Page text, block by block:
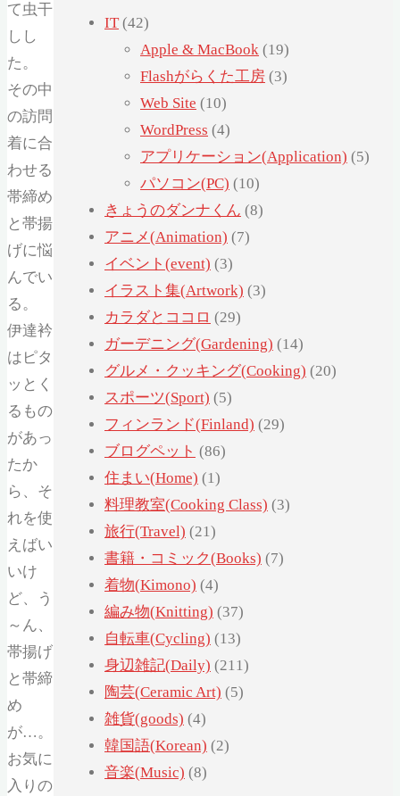
て虫干
しし
た。
その中
の訪問
着に合
わせる
帯締め
と帯揚
げに悩
んでい
る。
伊達衿
はピタ
ッとく
るもの
があっ
たか
ら、そ
れを使
えばい
いけ
ど、う
～ん、
帯揚げ
と帯締
め
が…。
お気に
入りの
IT (42)
Apple & MacBook (19)
Flashがらくた工房 (3)
Web Site (10)
WordPress (4)
アプリケーション(Application) (5)
パソコン(PC) (10)
きょうのダンナくん (8)
アニメ(Animation) (7)
イベント(event) (3)
イラスト集(Artwork) (3)
カラダとココロ (29)
ガーデニング(Gardening) (14)
グルメ・クッキング(Cooking) (20)
スポーツ(Sport) (5)
フィンランド(Finland) (29)
ブログペット (86)
住まい(Home) (1)
料理教室(Cooking Class) (3)
旅行(Travel) (21)
書籍・コミック(Books) (7)
着物(Kimono) (4)
編み物(Knitting) (37)
自転車(Cycling) (13)
身辺雑記(Daily) (211)
陶芸(Ceramic Art) (5)
雑貨(goods) (4)
韓国語(Korean) (2)
音楽(Music) (8)